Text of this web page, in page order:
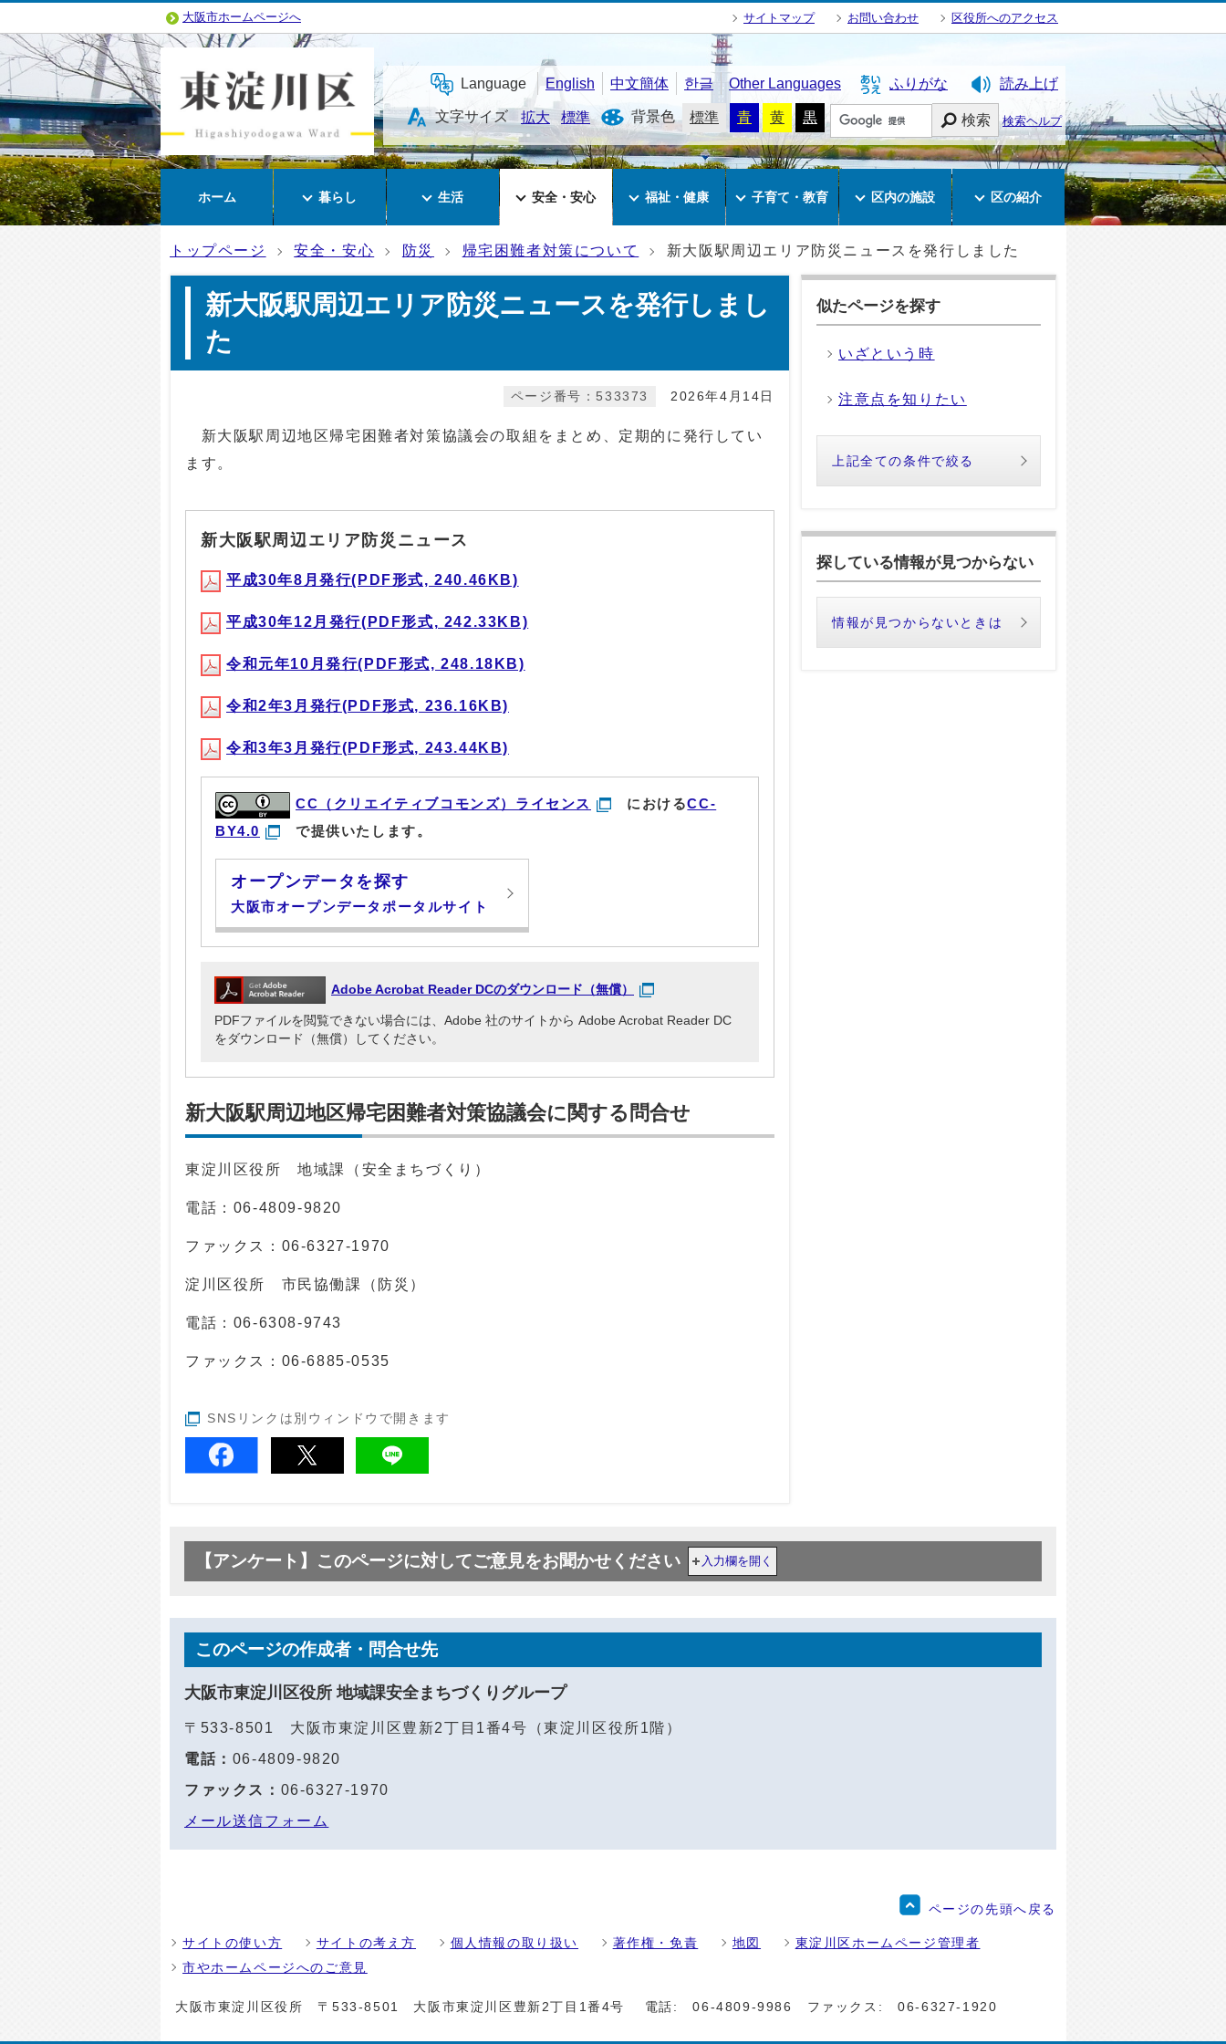
大阪市ホームページへ サイトマップ お問い合わせ 区役所へのアクセス
Language English 中文簡体 한글 Other Languages ふりがな 読み上げ
文字サイズ 拡大 標準 背景色 標準 青 黄 黒 検索 検索ヘルプ
ホーム 暮らし 生活 安全・安心 福祉・健康 子育て・教育 区内の施設 区の紹介
トップページ 安全・安心 防災 帰宅困難者対策について 新大阪駅周辺エリア防災ニュースを発行しました
新大阪駅周辺エリア防災ニュースを発行しまし
た
2026年4月14日
ページ番号：533373
新大阪駅周辺地区帰宅困難者対策協議会の取組をまとめ、定期的に発行してい
ます。
新大阪駅周辺エリア防災ニュース
平成30年8月発行(PDF形式, 240.46KB)
平成30年12月発行(PDF形式, 242.33KB)
令和元年10月発行(PDF形式, 248.18KB)
令和2年3月発行(PDF形式, 236.16KB)
令和3年3月発行(PDF形式, 243.44KB)
CC（クリエイティブコモンズ）ライセンス におけるCC-
BY4.0
で提供いたします。
オープンデータを探す
大阪市オープンデータポータルサイト
Adobe Acrobat Reader DCのダウンロード（無償）
PDFファイルを閲覧できない場合には、Adobe 社のサイトから Adobe Acrobat Reader DC
をダウンロード（無償）してください。
新大阪駅周辺地区帰宅困難者対策協議会に関する問合せ
東淀川区役所 地域課（安全まちづくり）
電話： 06-4809-9820
ファックス：06-6327-1970
淀川区役所 市民協働課（防災）
電話： 06-6308-9743
ファックス：06-6885-0535
SNSリンクは別ウィンドウで開きます
似たページを探す
いざという時
注意点を知りたい
上記全ての条件で絞る
探している情報が見つからない
情報が見つからないときは
【アンケート】このページに対してご意見をお聞かせください 入力欄を開く
このページの作成者・問合せ先
大阪市東淀川区役所 地域課安全まちづくりグループ
〒533-8501 大阪市東淀川区豊新2丁目1番4号（東淀川区役所1階）
電話： 06-4809-9820
ファックス： 06-6327-1970
メール送信フォーム
ページの先頭へ戻る
サイトの使い方 サイトの考え方 個人情報の取り扱い 著作権・免責 地図
東淀川区ホームページ管理者
市やホームページへのご意見
大阪市東淀川区役所 〒533-8501 大阪市東淀川区豊新2丁目1番4号 電話: 06-4809-9986 ファックス: 06-6327-1920